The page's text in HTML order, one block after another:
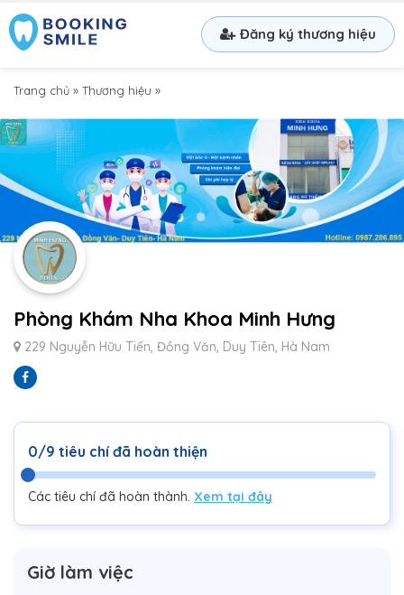
Đăng ký thương hiệu
Trang chủ » Thương hiệu »
Phòng Khám Nha Khoa Minh Hưng
229 Nguyễn Hữu Tiến, Đồng Văn, Duy Tiên, Hà Nam
0/9 tiêu chí đã hoàn thiện
Các tiêu chí đã hoàn thành. Xem tại đây
Giờ làm việc